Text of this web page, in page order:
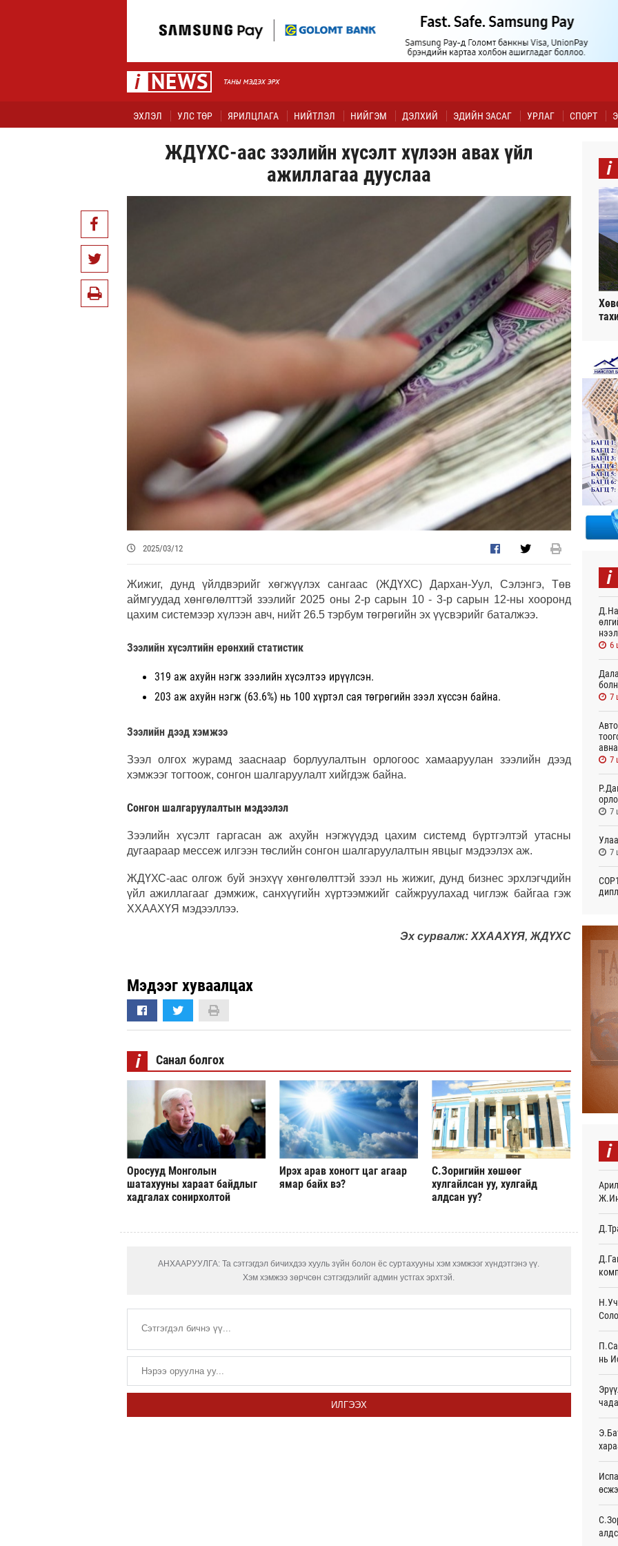
ЭХЛЭЛ УЛС ТӨР ЯРИЛЦЛАГА НИЙТЛЭЛ НИЙГЭМ ДЭЛХИЙ ЭДИЙН ЗАСАГ УРЛАГ СПОРТ
ЖДҮХС-аас зээлийн хүсэлт хүлээн авах үйл
ажиллагаа дууслаа
2025/03/12
Жижиг, дунд үйлдвэрийг хөгжүүлэх сангаас (ЖДҮХС) Дархан-Уул, Сэлэнгэ, Төв
аймгуудад хөнгөлөлттэй зээлийг 2025 оны 2-р сарын 10 - 3-р сарын 12-ны хооронд
цахим системээр хүлээн авч, нийт 26.5 тэрбум төгрөгийн эх үүсвэрийг баталжээ.
Зээлийн хүсэлтийн ерөнхий статистик
319 аж ахуйн нэгж зээлийн хүсэлтээ ирүүлсэн.
203 аж ахуйн нэгж (63.6%) нь 100 хүртэл сая төгрөгийн зээл хүссэн байна.
Зээлийн дээд хэмжээ
Зээл олгох журамд зааснаар борлуулалтын орлогоос хамааруулан зээлийн дээд
хэмжээг тогтоож, сонгон шалгаруулалт хийгдэж байна.
Сонгон шалгаруулалтын мэдээлэл
Зээлийн хүсэлт гаргасан аж ахуйн нэгжүүдэд цахим системд бүртгэлтэй утасны
дугаараар мессеж илгээн төслийн сонгон шалгаруулалтын явцыг мэдээлэх аж.
ЖДҮХС-аас олгож буй энэхүү хөнгөлөлттэй зээл нь жижиг, дунд бизнес эрхлэгчдийн
үйл ажиллагааг дэмжиж, санхүүгийн хүртээмжийг сайжруулахад чиглэж байгаа гэж
ХХААХҮЯ мэдээллээ.
Эх сурвалж: ХХААХҮЯ, ЖДҮХС
Мэдээг хуваалцах
i Санал болгох
Оросууд Монголын
шатахууны хараат байдлыг
хадгалах сонирхолтой
Ирэх арав хоногт цаг агаар
ямар байх вэ?
С.Зоригийн хөшөөг
хулгайлсан уу, хулгайд
алдсан уу?
АНХААРУУЛГА: Та сэтгэгдэл бичихдээ хууль зүйн болон ёс суртахууны хэм хэмжээг хүндэтгэнэ үү.
Хэм хэмжээ зөрчсөн сэтгэгдэлийг админ устгах эрхтэй.
ИЛГЭЭХ
i
i
6
7
авна
7
7
7
i
нь